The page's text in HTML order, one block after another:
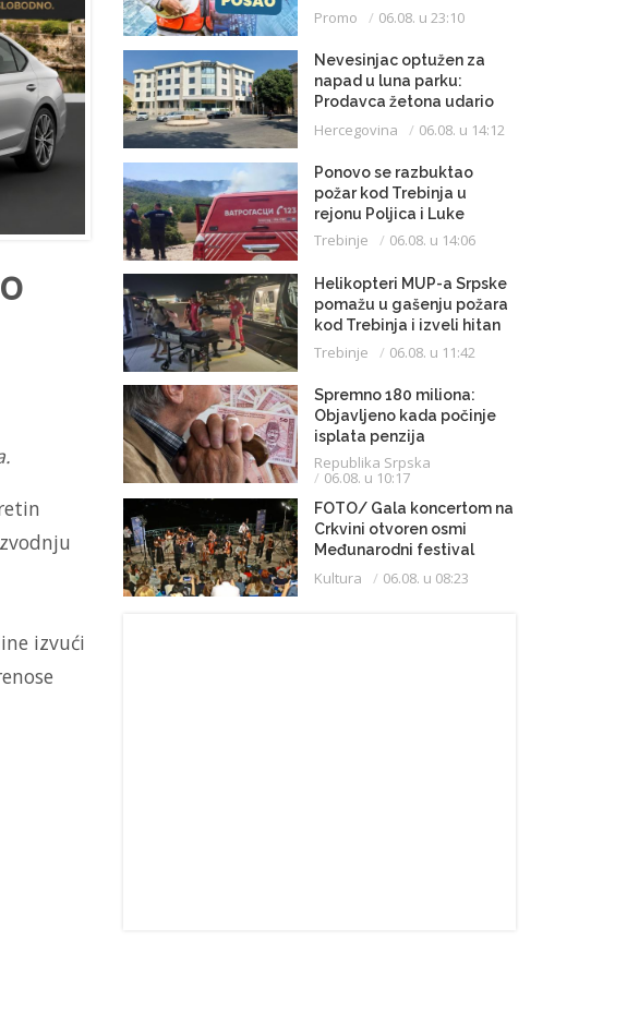
izvući
gradilišta
Promo 06.08. u 23:10
Nevesinjac optužen za
napad u luna parku:
Prodavca žetona udario
mikrofonom u glavu
Hercegovina 06.08. u 14:12
Ponovo se razbuktao
požar kod Trebinja u
rejonu Poljica i Luke
Trebinje 06.08. u 14:06
Helikopteri MUP-a Srpske
pomažu u gašenju požara
kod Trebinja i izveli hitan
medicinski let do
Beograda
Trebinje 06.08. u 11:42
Spremno 180 miliona:
Objavljeno kada počinje
isplata penzija
Republika Srpska
06.08. u 10:17
FOTO/ Gala koncertom na
Crkvini otvoren osmi
Međunarodni festival
klasične muzike
Kultura 06.08. u 08:23